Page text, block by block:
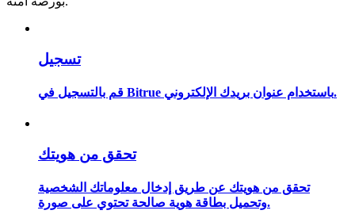
دليل المبتدئين للعقود الآجلة
تسجيل
قم بالتسجيل في Bitrue باستخدام عنوان بريدك الإلكتروني.
تحقق من هويتك
تحقق من هويتك عن طريق إدخال معلوماتك الشخصية
وتحميل بطاقة هوية صالحة تحتوي على صورة.